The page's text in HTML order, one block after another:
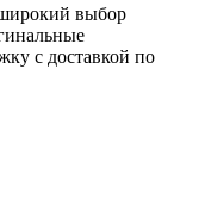
выбор
с доставкой по